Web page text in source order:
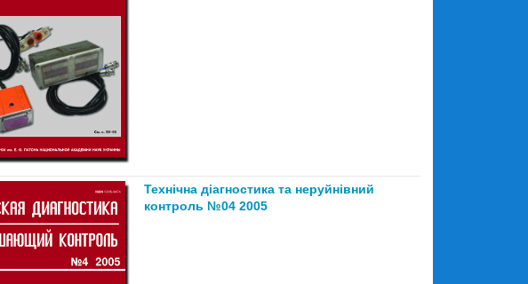
Технічна діагностика та неруйнівний
контроль №04 2005